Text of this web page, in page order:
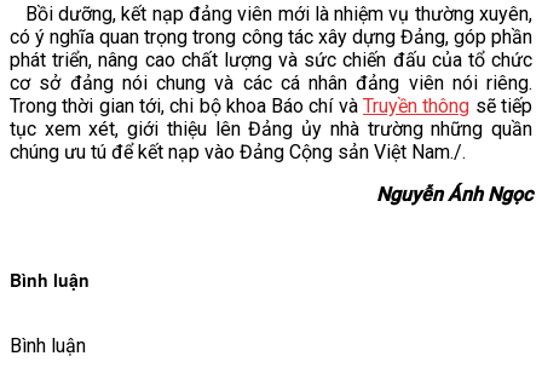
Bồi dưỡng, kết nạp đảng viên mới là nhiệm vụ thường xuyên,
có ý nghĩa quan trọng trong công tác xây dựng Đảng, góp phần
phát triển, nâng cao chất lượng và sức chiến đấu của tổ chức
cơ sở đảng nói chung và các cá nhân đảng viên nói riêng.
Trong thời gian tới, chi bộ khoa Báo chí vàTruyền thông sẽ tiếp
tục xem xét, giới thiệu lên Đảng ủy nhà trường những quần
chúng ưu tú để kết nạp vào Đảng Cộng sản Việt Nam./.
Nguyễn Ánh Ngọc
Bình luận
Bình luận